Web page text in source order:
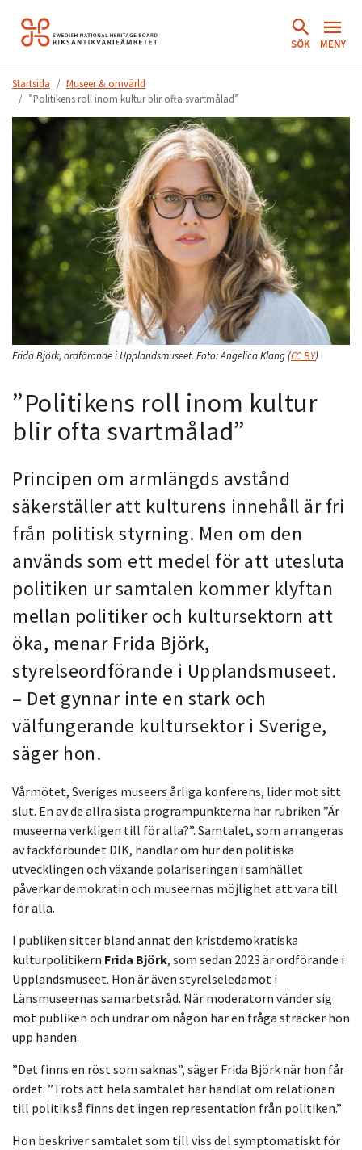
Hoppa
till
SÖK MENY
Startsida
Museer & omvärld
”Politikens roll inom kultur blir ofta svartmålad”
Frida Björk, ordförande i Upplandsmuseet. Foto:Angelica Klang(CC BY)
”Politikens roll inom kultur
blir ofta svartmålad”
Principen om armlängds avstånd
säkerställer att kulturens innehåll är fri
från politisk styrning. Men om den
används som ett medel för att utesluta
politiken ur samtalen kommer klyftan
mellan politiker och kultursektorn att
öka, menar Frida Björk,
styrelseordförande i Upplandsmuseet.
– Det gynnar inte en stark och
välfungerande kultursektor i Sverige,
säger hon.
Vårmötet, Sveriges museers årliga konferens, lider mot sitt
slut. En av de allra sista programpunkterna har rubriken ”Är
museerna verkligen till för alla?”. Samtalet, som arrangeras
av fackförbundet DIK, handlar om hur den politiska
utvecklingen och växande polariseringen i samhället
påverkar demokratin och museernas möjlighet att vara till
för alla.
I publiken sitter bland annat den kristdemokratiska
kulturpolitikern Frida Björk, som sedan 2023 är ordförande i
Upplandsmuseet. Hon är även styrelseledamot i
Länsmuseernas samarbetsråd. När moderatorn vänder sig
mot publiken och undrar om någon har en fråga sträcker hon
upp handen.
”Det finns en röst som saknas”, säger Frida Björk när hon får
ordet. ”Trots att hela samtalet har handlat om relationen
till politik så finns det ingen representation från politiken.”
Hon beskriver samtalet som till viss del symptomatiskt för